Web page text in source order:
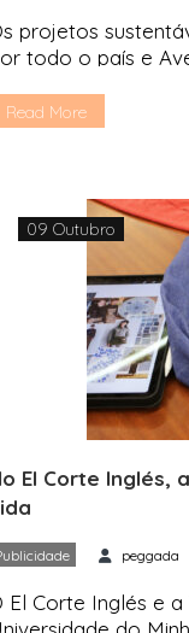
projetos
todo o país e
Read More
09 Outubro
El Corte Inglés,
peggada
El Corte Inglés e